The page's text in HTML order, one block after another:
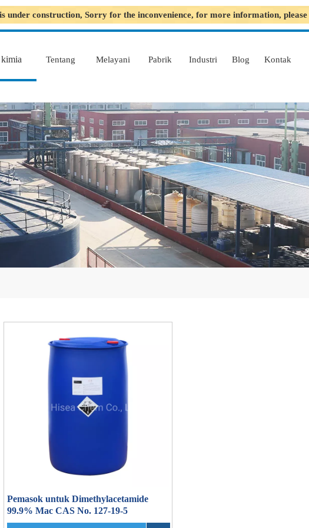
under construction, Sorry for the inconvenience, for more information,
Tentang Melayani Pabrik Industri Blog Kontak
Pemasok untuk Dimethylacetamide
99.9% Mac CAS No. 127-19-5